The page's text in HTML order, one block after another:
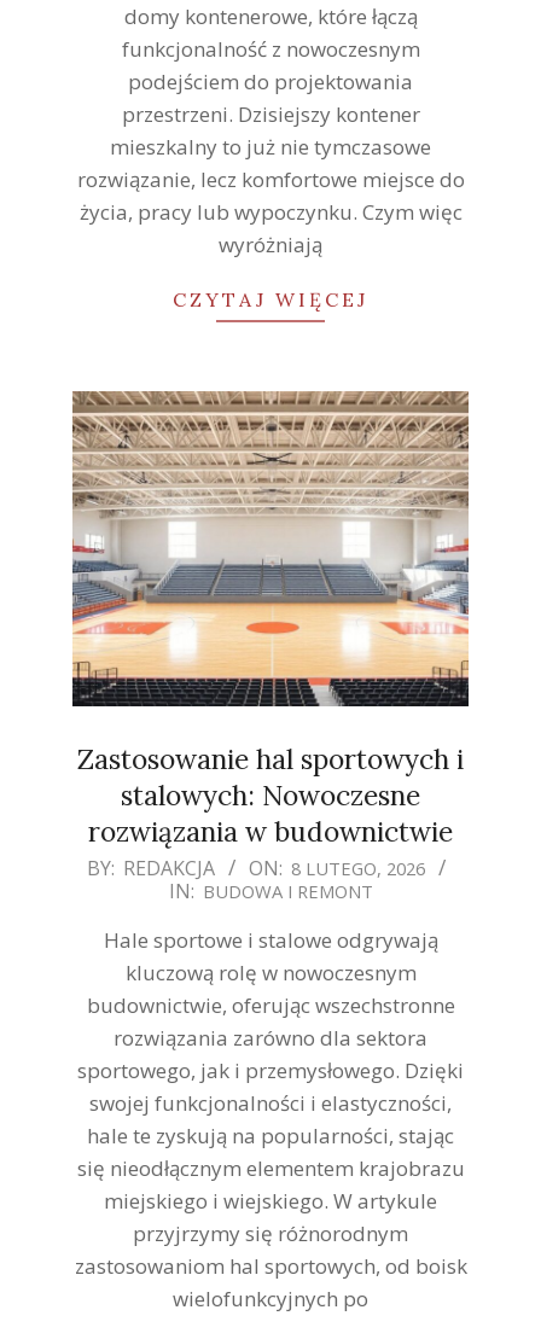
domy kontenerowe, które łączą
funkcjonalność z nowoczesnym
podejściem do projektowania
przestrzeni. Dzisiejszy kontener
mieszkalny to już nie tymczasowe
rozwiązanie, lecz komfortowe miejsce do
życia, pracy lub wypoczynku. Czym więc
wyróżniają
CZYTAJ WIĘCEJ
Zastosowanie hal sportowych i
stalowych: Nowoczesne
rozwiązania w budownictwie
2026-
BY: REDAKCJA ON: 8 LUTEGO, 2026
IN: BUDOWA I REMONT
Hale sportowe i stalowe odgrywają
kluczową rolę w nowoczesnym
budownictwie, oferując wszechstronne
rozwiązania zarówno dla sektora
sportowego, jak i przemysłowego. Dzięki
swojej funkcjonalności i elastyczności,
hale te zyskują na popularności, stając
się nieodłącznym elementem krajobrazu
miejskiego i wiejskiego. W artykule
przyjrzymy się różnorodnym
zastosowaniom hal sportowych, od boisk
wielofunkcyjnych po